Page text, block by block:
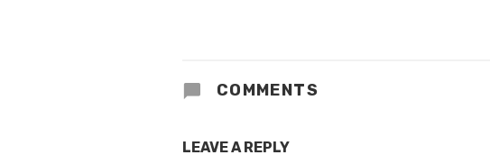
COMMENTS
LEAVE A REPLY